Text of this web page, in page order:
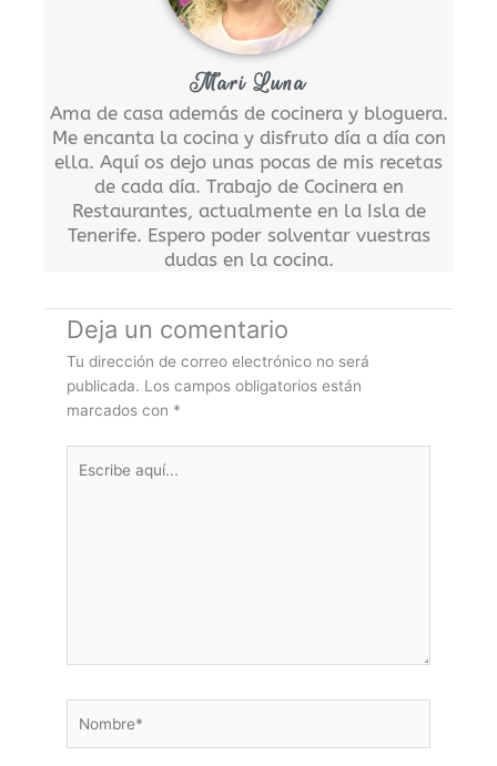
Mari Luna
Ama de casa además de cocinera y bloguera.
Me encanta la cocina y disfruto día a día con
ella. Aquí os dejo unas pocas de mis recetas
de cada día. Trabajo de Cocinera en
Restaurantes, actualmente en la Isla de
Tenerife. Espero poder solventar vuestras
dudas en la cocina.
Deja un comentario
Tu dirección de correo electrónico no será
publicada. Los campos obligatorios están
marcados con *
aquí...